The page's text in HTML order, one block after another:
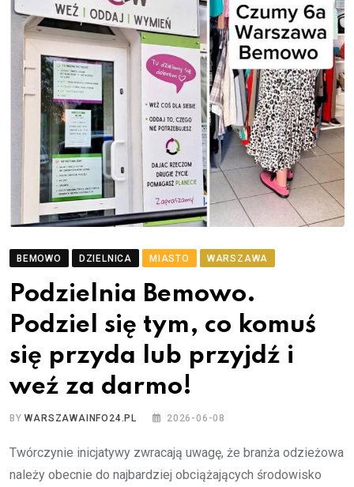
BEMOWO DZIELNICA MIASTO WARSZAWA
Podzielnia Bemowo.
Podziel się tym, co komuś
się przyda lub przyjdź i
weź za darmo!
BYWARSZAWAINFO24.PL 2026-06-08
Twórczynie inicjatywy zwracają uwagę, że branża odzieżowa
należy obecnie do najbardziej obciążających środowisko